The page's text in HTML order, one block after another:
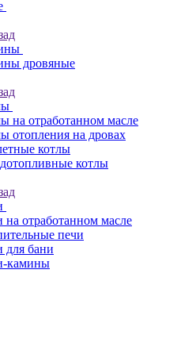
дровяные
на отработанном масле
отопления на дровах
котлы
котлы
на отработанном масле
печи
для бани
камины